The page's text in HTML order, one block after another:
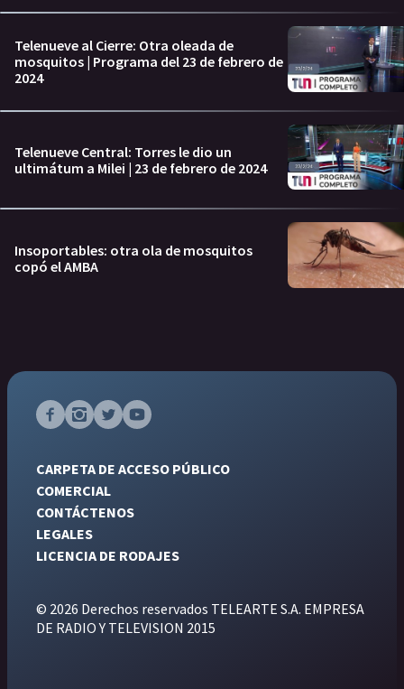
Telenueve al Cierre: Otra oleada de
mosquitos | Programa del 23 de febrero de
2024
Telenueve Central: Torres le dio un
ultimátum a Milei | 23 de febrero de 2024
Insoportables: otra ola de mosquitos
copó el AMBA
CARPETA DE ACCESO PÚBLICO
COMERCIAL
CONTÁCTENOS
LEGALES
LICENCIA DE RODAJES
© 2026 Derechos reservados TELEARTE S.A. EMPRESA
DE RADIO Y TELEVISION 2015